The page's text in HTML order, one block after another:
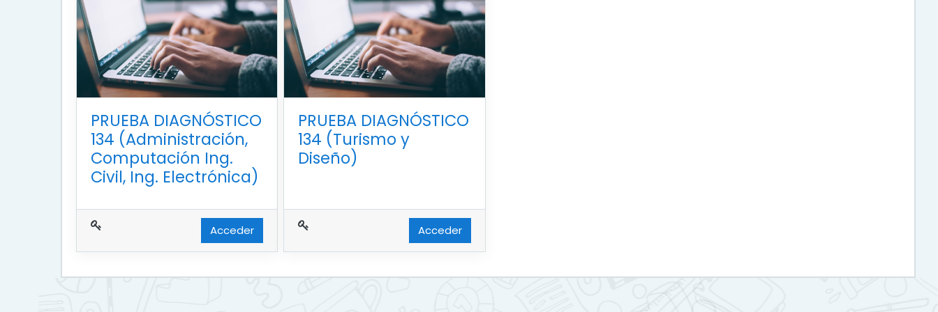
PRUEBA DIAGNÓSTICO
134 (Administración,
Computación Ing.
Civil, Ing. Electrónica)
Acceder
PRUEBA DIAGNÓSTICO
134 (Turismo y
Diseño)
Acceder